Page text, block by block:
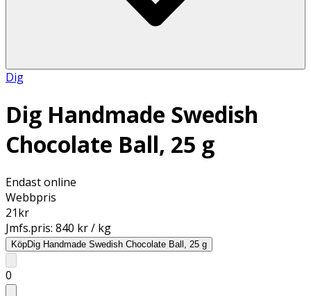
Dig
Dig Handmade Swedish
Chocolate Ball, 25 g
Endast online
Webbpris
21kr
Jmfs.pris: 840 kr / kg
KöpDig Handmade Swedish Chocolate Ball, 25 g
0